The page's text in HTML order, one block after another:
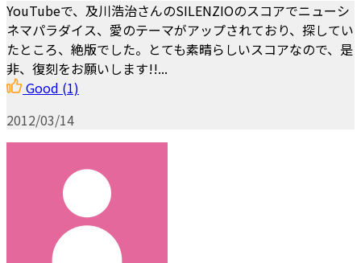
YouTubeで、及川浩治さんのSILENZIOのスコアでニューシ
ネマパラダイス、愛のテーマがアップされており、探してい
たところ、絶版でした。とても素晴らしいスコアなので、是
非、復刻をお願いします!!...
Good (1)
2012/03/14